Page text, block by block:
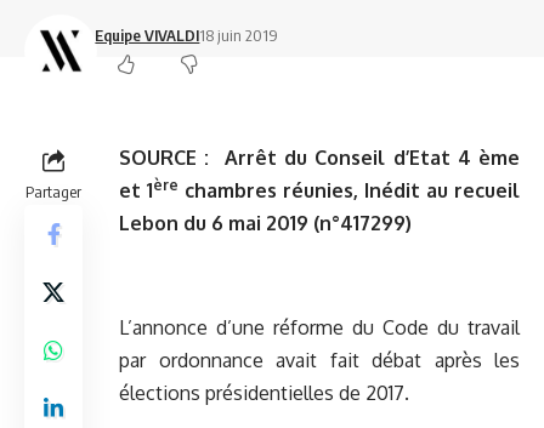
Equipe VIVALDI18 juin 2019
Partager
SOURCE : Arrêt du Conseil d’Etat 4 ème
et 1ère chambres réunies, Inédit au recueil
Lebon du 6 mai 2019 (n°417299)
L’annonce d’une réforme du Code du travail
par ordonnance avait fait débat après les
élections présidentielles de 2017.